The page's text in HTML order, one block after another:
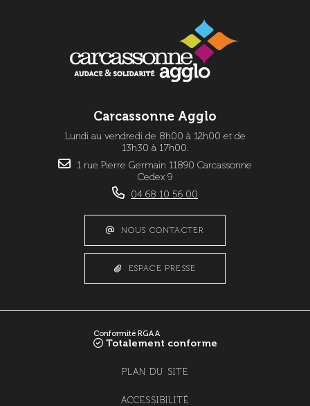
OpenStreetMapcontributeurs.
Carcassonne Agglo
Lundi au vendredi de 8h00 à 12h00 et de
13h30 à 17h00.
1 rue Pierre Germain 11890 Carcassonne
Cedex 9
04 68 10 56 00
NOUS CONTACTER
ESPACE PRESSE
Conformité RGAA
Totalement conforme
PLAN DU SITE
ACCESSIBILITÉ